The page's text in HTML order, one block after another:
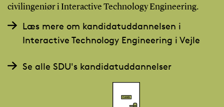
civilingeniør i Interactive Technology Engineering.
Læs mere om kandidatuddannelsen i
Interactive Technology Engineering i Vejle
Se alle SDU's kandidatuddannelser